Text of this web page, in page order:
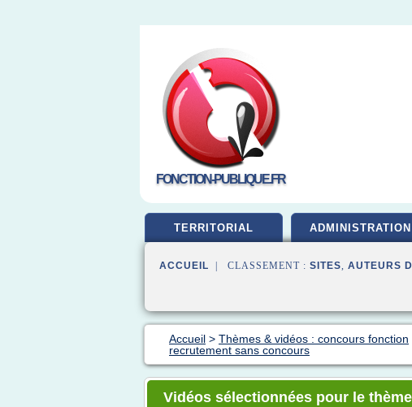
FONCTION-PUBLIQUE.FR
TERRITORIAL ADMINISTRATION
ACCUEIL | CLASSEMENT : SITES, AUTEURS
Accueil > Thèmes & vidéos : concours fonction
recrutement sans concours
Vidéos sélectionnées pour le